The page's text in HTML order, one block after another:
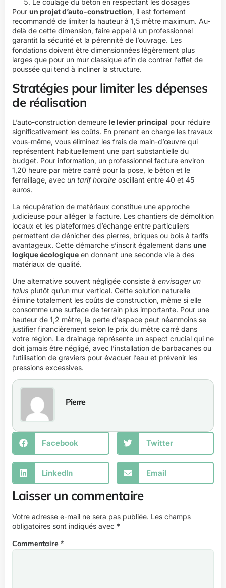
Pour un projet d’auto-construction, il est fortement
recommandé de limiter la hauteur à 1,5 mètre maximum. Au-
delà de cette dimension, faire appel à un professionnel
garantit la sécurité et la pérennité de l’ouvrage. Les
fondations doivent être dimensionnées légèrement plus
larges que pour un mur classique afin de contrer l’effet de
poussée qui tend à incliner la structure.
Stratégies pour limiter les dépenses
de réalisation
L’auto-construction demeure le levier principal pour réduire
significativement les coûts. En prenant en charge les travaux
vous-même, vous éliminez les frais de main-d’œuvre qui
représentent habituellement une part substantielle du
budget. Pour information, un professionnel facture environ
1,20 heure par mètre carré pour la pose, le béton et le
ferraillage, avec un tarif horaire oscillant entre 40 et 45
euros.
La récupération de matériaux constitue une approche
judicieuse pour alléger la facture. Les chantiers de démolition
locaux et les plateformes d’échange entre particuliers
permettent de dénicher des pierres, briques ou bois à tarifs
avantageux. Cette démarche s’inscrit également dans une
logique écologique en donnant une seconde vie à des
matériaux de qualité.
Une alternative souvent négligée consiste à envisager un
talus plutôt qu’un mur vertical. Cette solution naturelle
élimine totalement les coûts de construction, même si elle
consomme une surface de terrain plus importante. Pour une
hauteur de 1,2 mètre, la perte d’espace peut néanmoins se
justifier financièrement selon le prix du mètre carré dans
votre région. Le drainage représente un aspect crucial qui ne
doit jamais être négligé, avec l’installation de barbacanes ou
l’utilisation de graviers pour évacuer l’eau et prévenir les
pressions excessives.
Pierre
Facebook Twitter
LinkedIn Email
Laisser un commentaire
Votre adresse e-mail ne sera pas publiée. Les champs
obligatoires sont indiqués avec *
Commentaire *